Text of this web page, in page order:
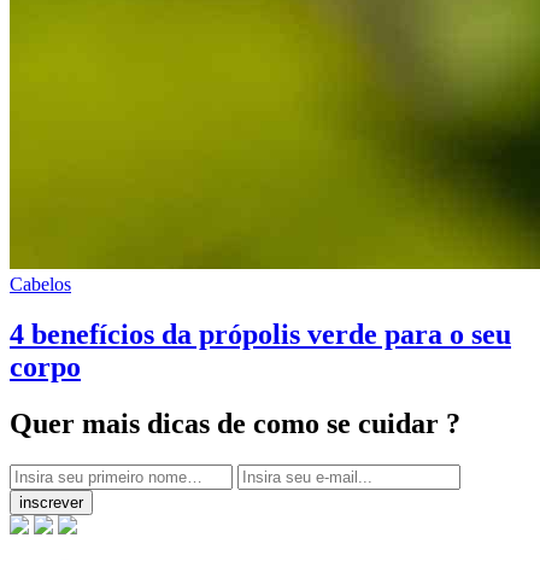
Cabelos
4 benefícios da própolis verde para o seu
corpo
Quer mais dicas de como se cuidar ?
inscrever